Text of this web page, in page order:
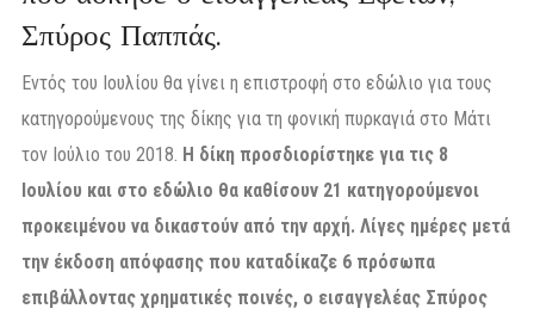
Σπύρος Παππάς.
Εντός του Ιουλίου θα γίνει η επιστροφή στο εδώλιο για τους
κατηγορούμενους της δίκης για τη φονική πυρκαγιά στο Μάτι
τον Ιούλιο του 2018. Η δίκη προσδιορίστηκε για τις 8
Ιουλίου και στο εδώλιο θα καθίσουν 21 κατηγορούμενοι
προκειμένου να δικαστούν από την αρχή. Λίγες ημέρες μετά
την έκδοση απόφασης που καταδίκαζε 6 πρόσωπα
επιβάλλοντας χρηματικές ποινές, ο εισαγγελέας Σπύρος